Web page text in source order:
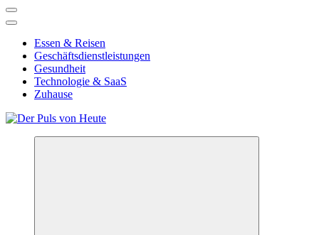
Essen & Reisen
Geschäftsdienstleistungen
Gesundheit
Technologie & SaaS
Zuhause
Meldungen die Resonanz finden